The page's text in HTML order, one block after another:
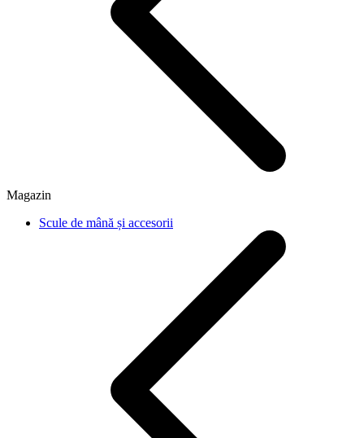
Magazin
Scule de mână și accesorii